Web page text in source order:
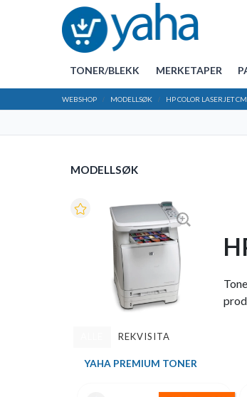
TONER/BLEKK MERKETAPER
WEBSHOP MODELLSØK HP COLOR LASERJET
MODELLSØK
REKVISITA
YAHA PREMIUM TONER